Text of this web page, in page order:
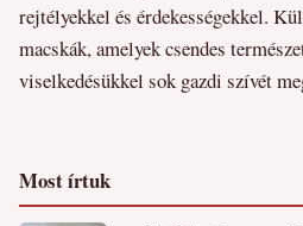
rejtélyekkel és érdekességekkel.
macskák, amelyek csendes
viselkedésükkel sok gazdi szívét
Most írtuk